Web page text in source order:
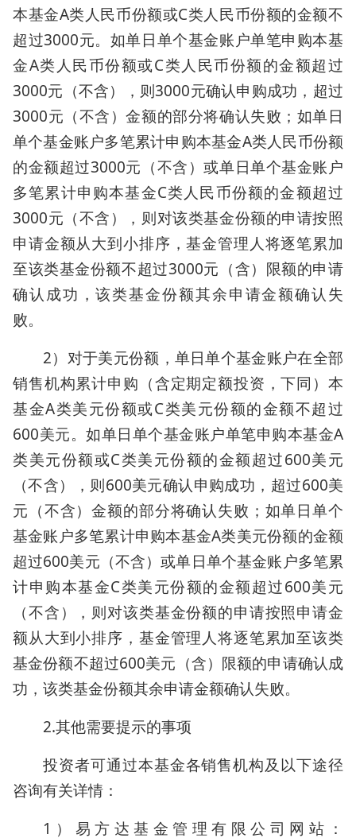
本基金A类人民币份额或C类人民币份额的金额不
超过3000元。如单日单个基金账户单笔申购本基
金A类人民币份额或C类人民币份额的金额超过
3000元（不含），则3000元确认申购成功，超过
3000元（不含）金额的部分将确认失败；如单日
单个基金账户多笔累计申购本基金A类人民币份额
的金额超过3000元（不含）或单日单个基金账户
多笔累计申购本基金C类人民币份额的金额超过
3000元（不含），则对该类基金份额的申请按照
申请金额从大到小排序，基金管理人将逐笔累加
至该类基金份额不超过3000元（含）限额的申请
确认成功，该类基金份额其余申请金额确认失
败。
2）对于美元份额，单日单个基金账户在全部
销售机构累计申购（含定期定额投资，下同）本
基金A类美元份额或C类美元份额的金额不超过
600美元。如单日单个基金账户单笔申购本基金A
类美元份额或C类美元份额的金额超过600美元
（不含），则600美元确认申购成功，超过600美
元（不含）金额的部分将确认失败；如单日单个
基金账户多笔累计申购本基金A类美元份额的金额
超过600美元（不含）或单日单个基金账户多笔累
计申购本基金C类美元份额的金额超过600美元
（不含），则对该类基金份额的申请按照申请金
额从大到小排序，基金管理人将逐笔累加至该类
基金份额不超过600美元（含）限额的申请确认成
功，该类基金份额其余申请金额确认失败。
2.其他需要提示的事项
投资者可通过本基金各销售机构及以下途径
咨询有关详情：
1）易方达基金管理有限公司网站：